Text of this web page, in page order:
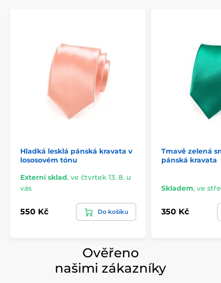
Hladká lesklá pánská kravata v
lososovém tónu
Externí sklad, ve čtvrtek 13. 8. u
vás
550 Kč Do košíku
Tmavě zelená
pánská kravata
Skladem, ve
350 Kč
Ověřeno
našimi zákazníky